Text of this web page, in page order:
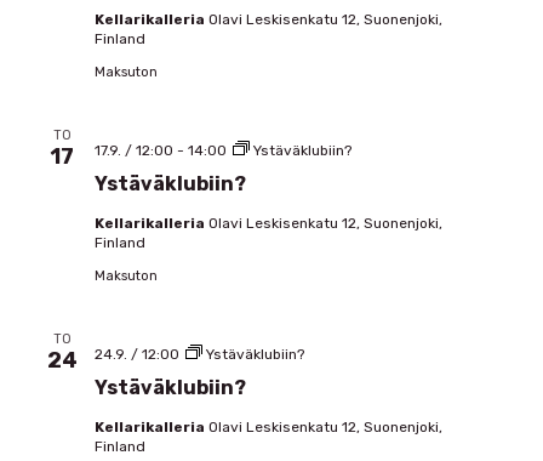
Kellarikalleria Olavi Leskisenkatu 12, Suonenjoki,
Finland
Maksuton
TO
17
Ystäväklubiin?
17.9. / 12:00 - 14:00 Ystäväklubiin?
Kellarikalleria Olavi Leskisenkatu 12, Suonenjoki,
Finland
Maksuton
TO
24
Ystäväklubiin?
24.9. / 12:00 Ystäväklubiin?
Kellarikalleria Olavi Leskisenkatu 12, Suonenjoki,
Finland